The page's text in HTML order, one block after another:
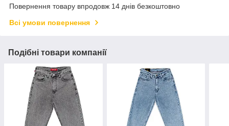
Повернення товару впродовж 14 днів безкоштовно
Всі умови повернення
Подібні товари компанії